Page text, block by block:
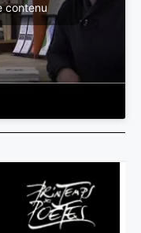
contenu